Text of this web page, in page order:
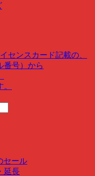
センスカード記載の、
番号）から
セール
延長